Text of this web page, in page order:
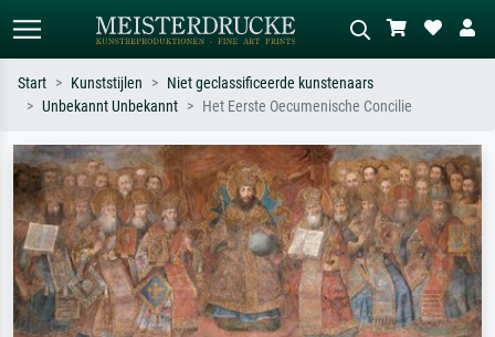
Zoek op kunstenaar, titel of stijl – bijv.
Monet, Sterrennacht, impressionisme,
Hokusai-golf, naakt.
Beschrijf de scène – bijv. groene
weide, abstract met veel rood, donker
olieverfschilderij, staand naakt naast
een boom.
Start Kunststijlen
Niet geclassificeerde kunstenaars
Unbekannt Unbekannt
Het Eerste Oecumenische Concilie